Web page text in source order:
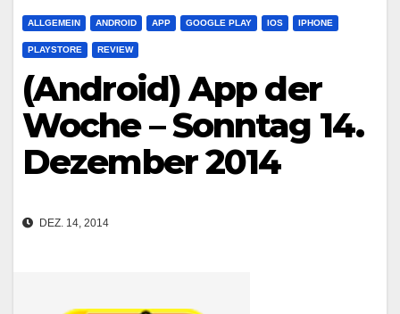
ALLGEMEIN ANDROID APP GOOGLE PLAY IOS IPHONE
PLAYSTORE REVIEW
(Android) App der
Woche – Sonntag 14.
Dezember 2014
DEZ. 14, 2014